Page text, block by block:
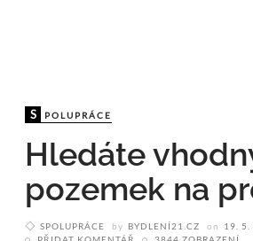
S POLUPRÁCE
Hledáte
pozemek na
SPOLUPRÁCE by BYDLENÍ21.CZ on
19. 5.